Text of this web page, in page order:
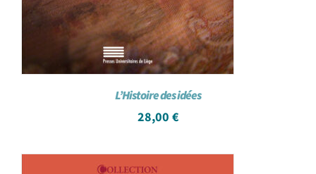
L’Histoire des idées
28,00 €